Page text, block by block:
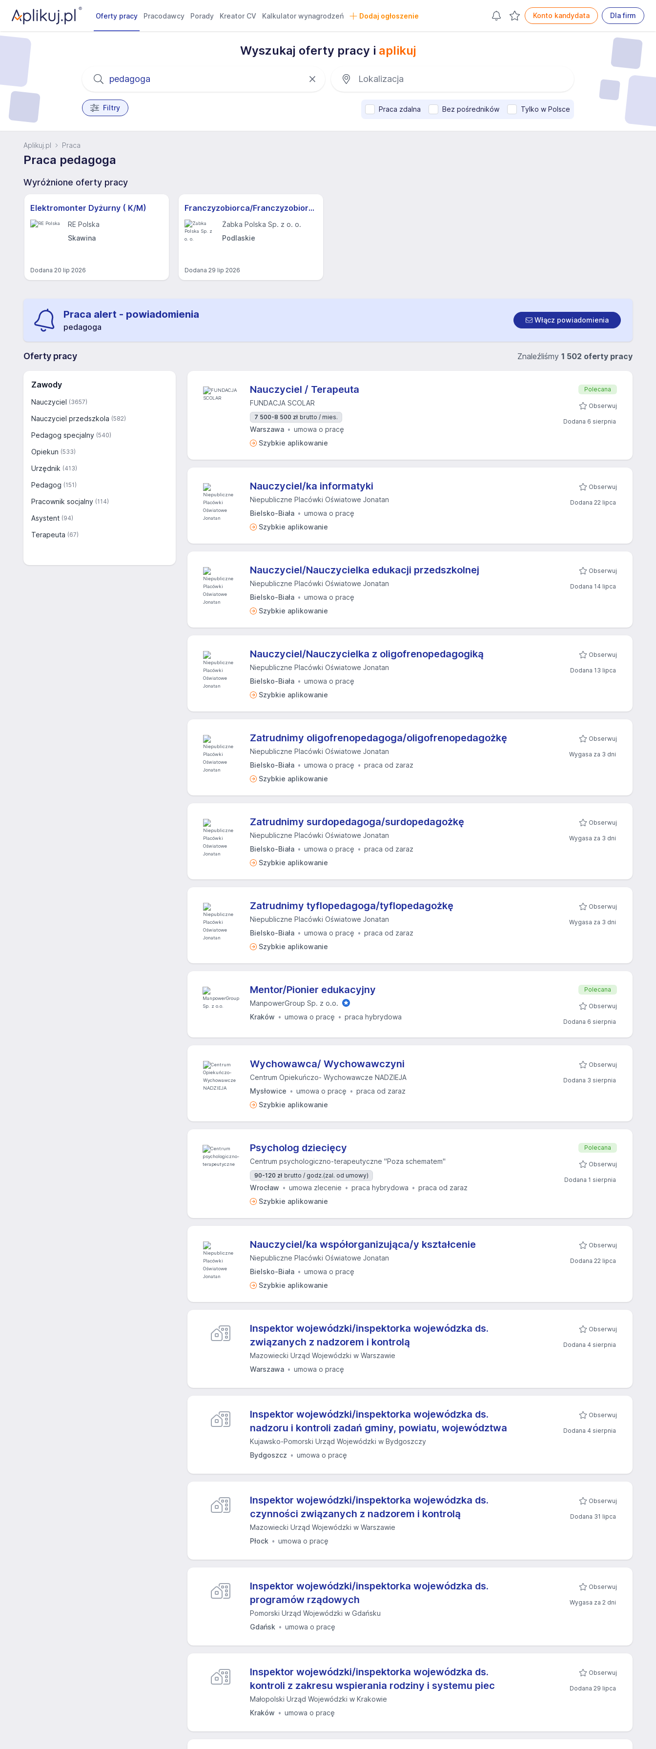
Oferty pracy Pracodawcy Porady Kreator CV Kalkulator wynagrodzeń Dodaj ogłoszenie Konto kandydata Dla firm
Wyszukaj oferty pracy i aplikuj
Filtry Praca zdalna Bez pośredników Tylko w Polsce
Aplikuj.pl Praca
Praca pedagoga
Wyróżnione oferty pracy
Elektromonter Dyżurny ( K/M)
RE Polska
Skawina
Dodana 20 lip 2026
Franczyzobiorca/Franczyzobiorczyni sklepu Żabka
Żabka Polska Sp. z o. o.
Podlaskie
Dodana 29 lip 2026
Praca alert - powiadomienia
pedagoga
Włącz powiadomienia
Oferty pracy Znaleźliśmy 1 502 oferty pracy
Zawody
Nauczyciel (3657)
Nauczyciel przedszkola (582)
Pedagog specjalny (540)
Opiekun (533)
Urzędnik (413)
Pedagog (151)
Pracownik socjalny (114)
Asystent (94)
Terapeuta (67)
Nauczyciel / Terapeuta
FUNDACJA SCOLAR
7 500-8 500 zł brutto / mies.
Warszawa
umowa o pracę
Szybkie aplikowanie
Polecana
Obserwuj
Dodana 6 sierpnia
Nauczyciel/ka informatyki
Niepubliczne Placówki Oświatowe Jonatan
Bielsko-Biała
umowa o pracę
Szybkie aplikowanie
Obserwuj
Dodana 22 lipca
Nauczyciel/Nauczycielka edukacji przedszkolnej
Niepubliczne Placówki Oświatowe Jonatan
Bielsko-Biała
umowa o pracę
Szybkie aplikowanie
Obserwuj
Dodana 14 lipca
Nauczyciel/Nauczycielka z oligofrenopedagogiką
Niepubliczne Placówki Oświatowe Jonatan
Bielsko-Biała
umowa o pracę
Szybkie aplikowanie
Obserwuj
Dodana 13 lipca
Zatrudnimy oligofrenopedagoga/oligofrenopedagożkę
Niepubliczne Placówki Oświatowe Jonatan
Bielsko-Biała
umowa o pracę
praca od zaraz
Szybkie aplikowanie
Obserwuj
Wygasa za 3 dni
Zatrudnimy surdopedagoga/surdopedagożkę
Niepubliczne Placówki Oświatowe Jonatan
Bielsko-Biała
umowa o pracę
praca od zaraz
Szybkie aplikowanie
Obserwuj
Wygasa za 3 dni
Zatrudnimy tyflopedagoga/tyflopedagożkę
Niepubliczne Placówki Oświatowe Jonatan
Bielsko-Biała
umowa o pracę
praca od zaraz
Szybkie aplikowanie
Obserwuj
Wygasa za 3 dni
Mentor/Pionier edukacyjny
ManpowerGroup Sp. z o.o.
Kraków
umowa o pracę praca hybrydowa
Polecana
Obserwuj
Dodana 6 sierpnia
Wychowawca/ Wychowawczyni
Centrum Opiekuńczo- Wychowawcze NADZIEJA
Mysłowice
umowa o pracę
praca od zaraz
Szybkie aplikowanie
Obserwuj
Dodana 3 sierpnia
Psycholog dziecięcy
Centrum psychologiczno-terapeutyczne "Poza schematem"
90-120 zł brutto / godz.(zal. od umowy)
Wrocław umowa zlecenie praca hybrydowa
praca od zaraz
Szybkie aplikowanie
Polecana
Obserwuj
Dodana 1 sierpnia
Nauczyciel/ka współorganizująca/y kształcenie
Niepubliczne Placówki Oświatowe Jonatan
Bielsko-Biała
umowa o pracę
Szybkie aplikowanie
Obserwuj
Dodana 22 lipca
Inspektor wojewódzki/inspektorka wojewódzka ds.
związanych z nadzorem i kontrolą
Mazowiecki Urząd Wojewódzki w Warszawie
Warszawa
umowa o pracę
Obserwuj
Dodana 4 sierpnia
Inspektor wojewódzki/inspektorka wojewódzka ds.
nadzoru i kontroli zadań gminy, powiatu, województwa
Kujawsko-Pomorski Urząd Wojewódzki w Bydgoszczy
Bydgoszcz
umowa o pracę
Obserwuj
Dodana 4 sierpnia
Inspektor wojewódzki/inspektorka wojewódzka ds.
czynności związanych z nadzorem i kontrolą
Mazowiecki Urząd Wojewódzki w Warszawie
Płock
umowa o pracę
Obserwuj
Dodana 31 lipca
Inspektor wojewódzki/inspektorka wojewódzka ds.
programów rządowych
Pomorski Urząd Wojewódzki w Gdańsku
Gdańsk
umowa o pracę
Obserwuj
Wygasa za 2 dni
Inspektor wojewódzki/inspektorka wojewódzka ds.
kontroli z zakresu wspierania rodziny i systemu piec
Małopolski Urząd Wojewódzki w Krakowie
Kraków
umowa o pracę
Obserwuj
Dodana 29 lipca